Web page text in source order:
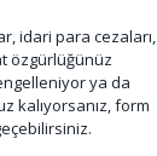
idari para cezaları,
özgürlüğünüz
ya da
kalıyorsanız, form